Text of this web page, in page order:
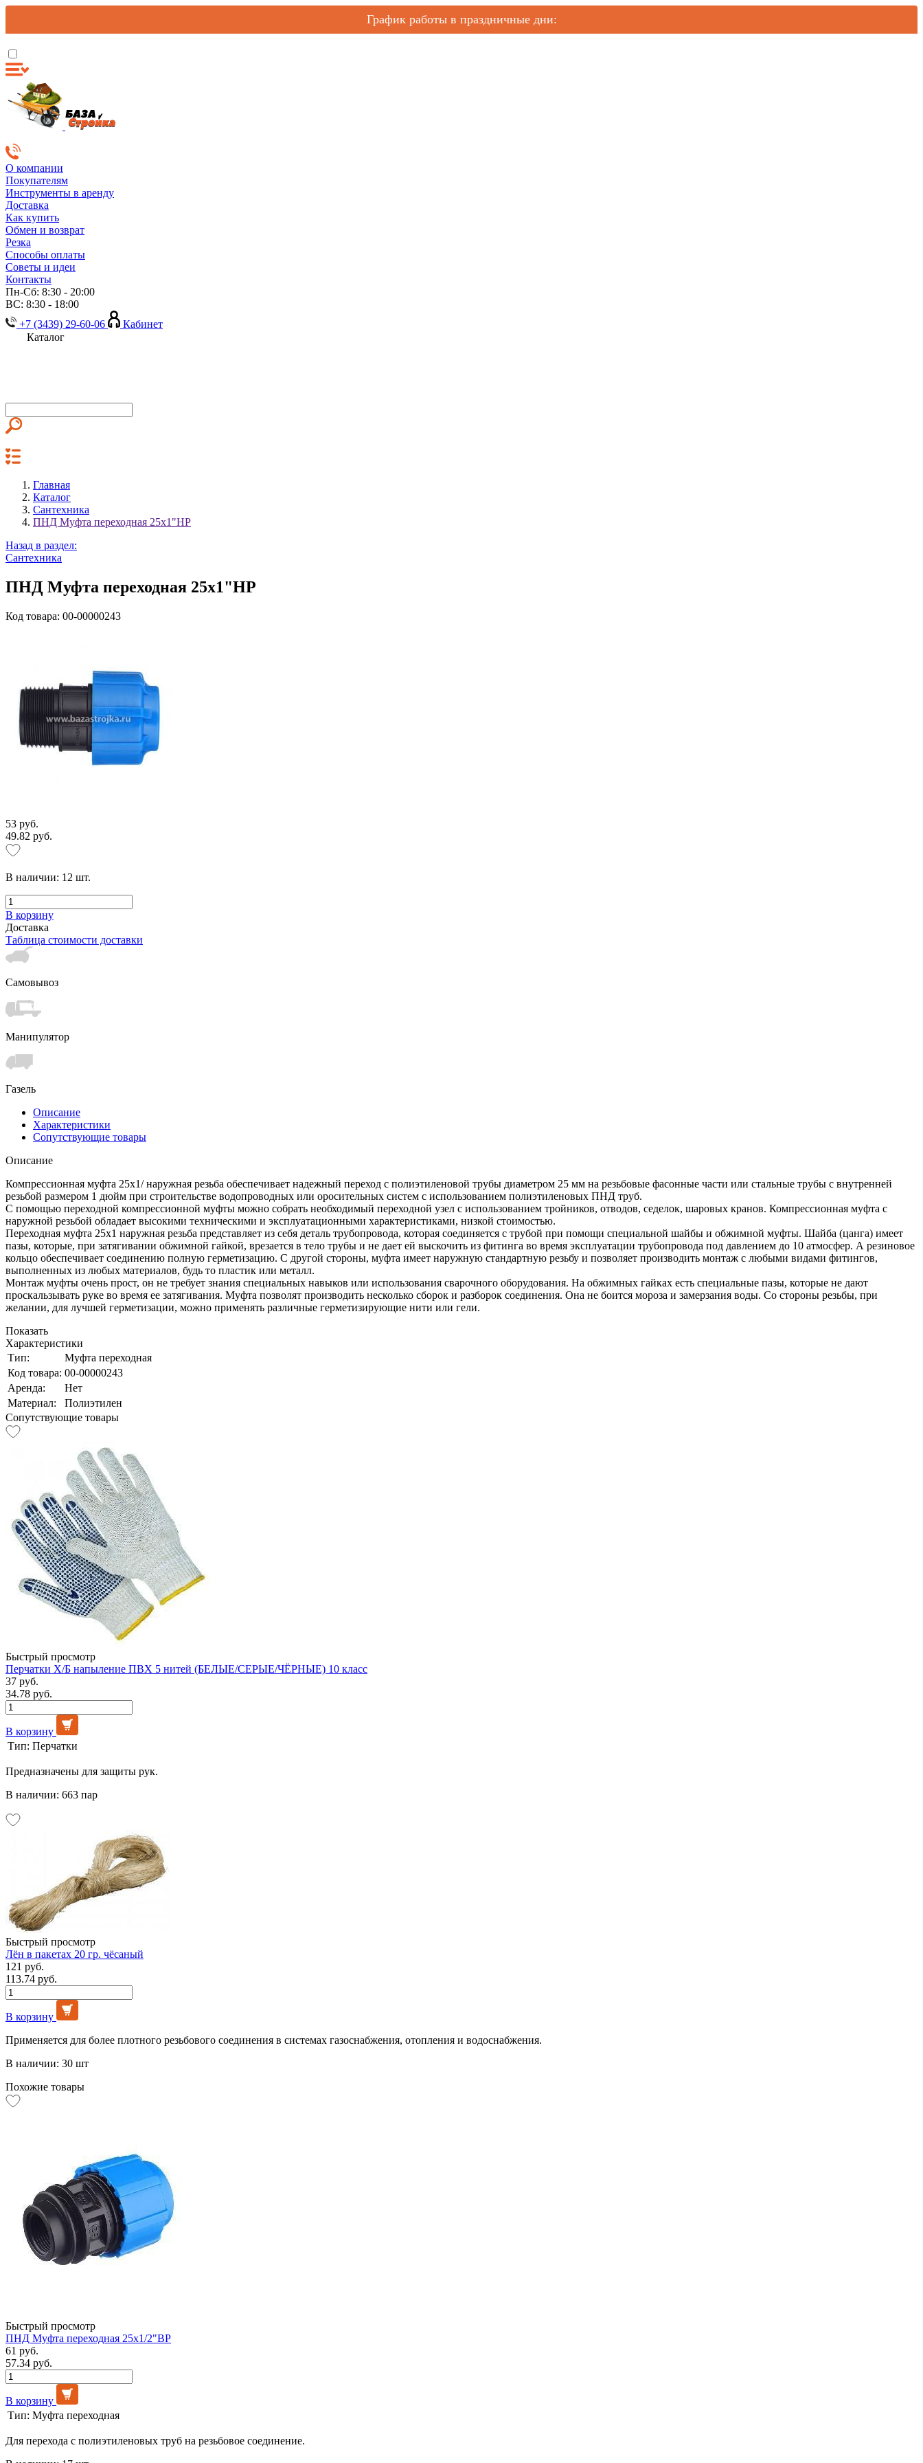
График работы в праздничные дни:
О компании
Покупателям
Инструменты в аренду
Доставка
Как купить
Обмен и возврат
Резка
Способы оплаты
Советы и идеи
Контакты
Пн-Сб: 8:30 - 20:00
ВС: 8:30 - 18:00
+7 (3439) 29-60-06
Кабинет
Каталог
Главная
Каталог
Сантехника
ПНД Муфта переходная 25х1"НР
Назад в раздел:
Сантехника
ПНД Муфта переходная 25х1"НР
Код товара: 00-00000243
53 руб.
49.82 руб.
В наличии: 12 шт.
В корзину
Доставка
Таблица стоимости доставки
Самовывоз
Манипулятор
Газель
Описание
Характеристики
Сопутствующие товары
Описание
Компрессионная муфта 25х1/ наружная резьба обеспечивает надежный переход с полиэтиленовой трубы диаметром 25 мм на резьбовые фасонные части или стальные трубы с внутренней
резьбой размером 1 дюйм при строительстве водопроводных или оросительных систем с использованием полиэтиленовых ПНД труб.
С помощью переходной компрессионной муфты можно собрать необходимый переходной узел с использованием тройников, отводов, седелок, шаровых кранов. Компрессионная муфта с
наружной резьбой обладает высокими техническими и эксплуатационными характеристиками, низкой стоимостью.
Переходная муфта 25х1 наружная резьба представляет из себя деталь трубопровода, которая соединяется с трубой при помощи специальной шайбы и обжимной муфты. Шайба (цанга) имеет
пазы, которые, при затягивании обжимной гайкой, врезается в тело трубы и не дает ей выскочить из фитинга во время эксплуатации трубопровода под давлением до 10 атмосфер. А резиновое
кольцо обеспечивает соединению полную герметизацию. С другой стороны, муфта имеет наружную стандартную резьбу и позволяет производить монтаж с любыми видами фитингов,
выполненных из любых материалов, будь то пластик или металл.
Монтаж муфты очень прост, он не требует знания специальных навыков или использования сварочного оборудования. На обжимных гайках есть специальные пазы, которые не дают
проскальзывать руке во время ее затягивания. Муфта позволят производить несколько сборок и разборок соединения. Она не боится мороза и замерзания воды. Со стороны резьбы, при
желании, для лучшей герметизации, можно применять различные герметизирующие нити или гели.
Показать
Характеристики
Тип:
Муфта переходная
Код товара: 00-00000243
Аренда:
Нет
Материал:
Полиэтилен
Сопутствующие товары
Быстрый просмотр
Перчатки Х/Б напыление ПВХ 5 нитей (БЕЛЫЕ/СЕРЫЕ/ЧЁРНЫЕ) 10 класс
37 руб.
34.78 руб.
В корзину
Тип: Перчатки
Предназначены для защиты рук.
В наличии: 663 пар
Быстрый просмотр
Лён в пакетах 20 гр. чёсаный
121 руб.
113.74 руб.
В корзину
Применяется для более плотного резьбового соединения в системах газоснабжения, отопления и водоснабжения.
В наличии: 30 шт
Похожие товары
Быстрый просмотр
ПНД Муфта переходная 25х1/2"ВР
61 руб.
57.34 руб.
В корзину
Тип: Муфта переходная
Для перехода с полиэтиленовых труб на резьбовое соединение.